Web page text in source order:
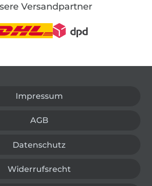
Versandpartner
Impressum
AGB
Datenschutz
Widerrufsrecht